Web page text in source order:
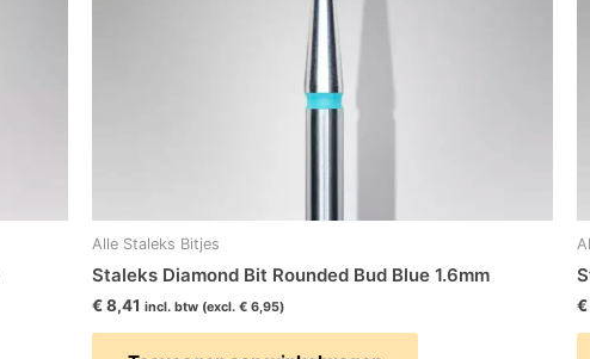
Alle Staleks Bitjes
Staleks Diamond Bit Rounded Bud Blue 1.6mm
€8,41 incl. btw (excl. €6,95) €